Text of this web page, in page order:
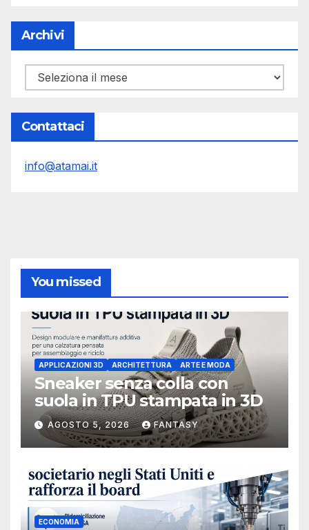
Archivi
Archivi
Contattaci
info@atamai.it
You missed
APPLICAZIONI 3D ARCHITETTURA ARTE E MODA
Sneaker senza colla con
suola in TPU stampata in 3D
AGOSTO 5, 2026 FANTASY
ECONOMIA